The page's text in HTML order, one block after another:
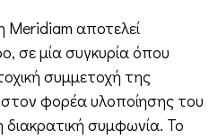
αποτελεί
σε μία συγκυρία όπου
συμμετοχή της
φορέα υλοποίησης του
συμφωνία. Το